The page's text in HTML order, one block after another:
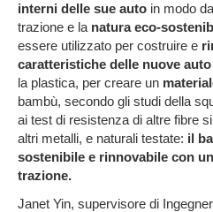
interni delle sue auto in modo
trazione e la natura eco-
essere utilizzato per costruire e
caratteristiche delle nuove
la plastica, per creare un
bambù, secondo gli studi della
ai test di resistenza di altre fibre
altri metalli, e naturali testate: il
sostenibile e rinnovabile con
trazione.
Janet Yin, supervisore di